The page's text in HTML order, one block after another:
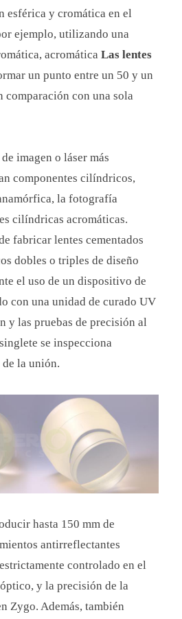
esférica y cromática en el
ejemplo, utilizando una
acromáticaLas lentes
un punto entre un 50 y un
comparación con una sola
imagen o láser más
componentes cilíndricos,
la fotografía
cilíndricas acromáticas.
fabricar lentes cementados
dobles o triples de diseño
el uso de un dispositivo de
con una unidad de curado UV
y las pruebas de precisión al
se inspecciona
de la unión.
hasta 150 mm de
antirreflectantes
controlado en el
y la precisión de la
Zygo. Además, también